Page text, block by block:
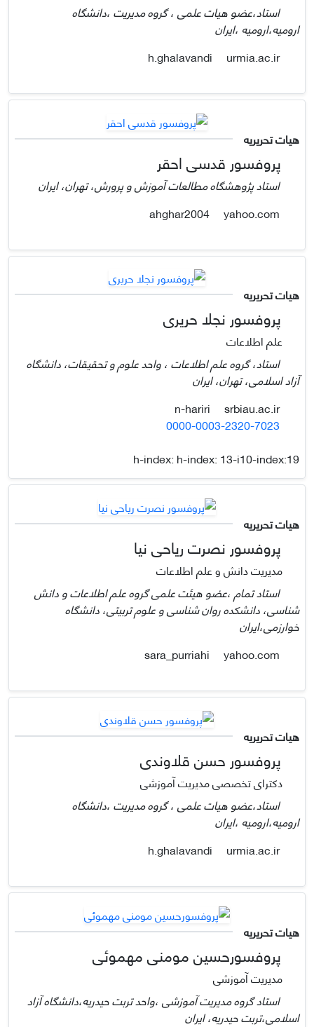
استاد،عضو هیات علمی ، گروه مدیریت ،دانشگاه
ارومیه،ارومیه ،ایران
h.ghalavandi
urmia.ac.ir
هیات تحریریه
پروفسور قدسی احقر
استاد پژوهشگاه مطالعات آموزش و پرورش، تهران، ایران
yahoo.com
هیات تحریریه
پروفسور نجلا حریری
علم اطلاعات
استاد، گروه علم اطلاعات ، واحد علوم و تحقیقات، دانشگاه
آزاد اسلامی، تهران، ایران
n-hariri
srbiau.ac.ir
0000-0003-2320-7023
h-index:h-index: 13-i10-index:19
هیات تحریریه
پروفسور نصرت ریاحی نیا
مدیریت دانش و علم اطلاعات
استاد تمام ،عضو هیئت علمی گروه علم اطلاعات و دانش
شناسی، دانشکده روان شناسی و علوم تربیتی، دانشگاه
خوارزمی،ایران
yahoo.com
هیات تحریریه
پروفسور حسن قلاوندی
دکترای تخصصی مدیریت آموزشی
استاد،عضو هیات علمی ، گروه مدیریت ،دانشگاه
ارومیه،ارومیه ،ایران
h.ghalavandi
urmia.ac.ir
هیات تحریریه
پروفسورحسین مومنی مهموئی
مدیریت آموزشی
استاد گروه مدیریت آموزشی ،واحد تربت حیدریه،دانشگاه آزاد
اسلامی،تربت حیدریه، ایران